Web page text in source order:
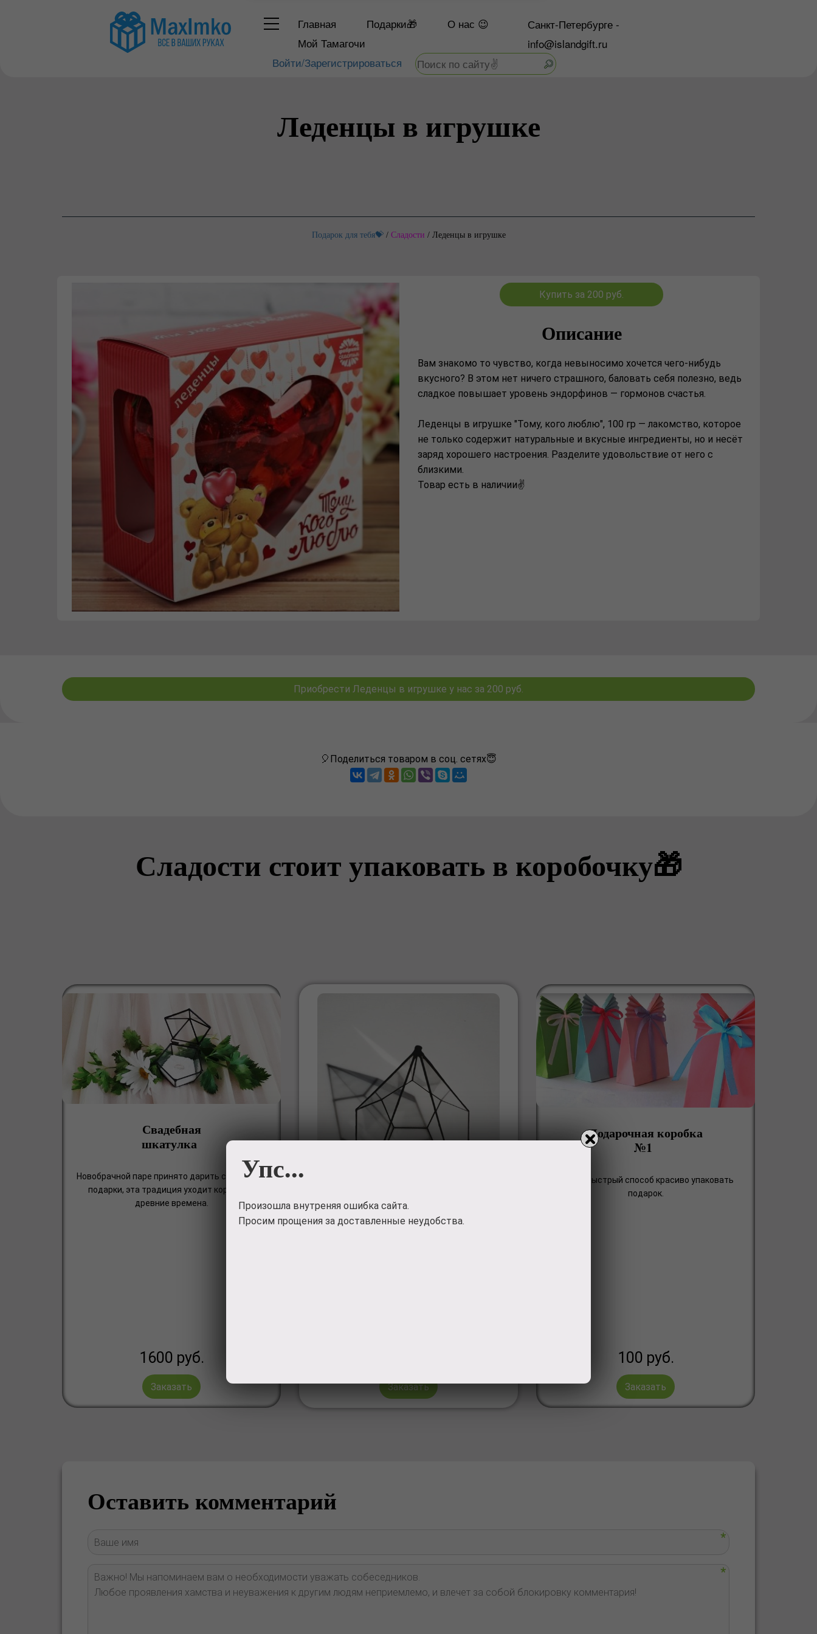
Главная Подарки🎁 О нас 😉
Мой Тамагочи
Санкт-Петербурге -
info@islandgift.ru
Войти/Зарегистрироваться
Леденцы в игрушке
Подарок для тебя💝/ Сладости / Леденцы в игрушке
Купить за 200 руб.
Описание
Вам знакомо то чувство, когда невыносимо хочется чего-нибудь
вкусного? В этом нет ничего страшного, баловать себя полезно, ведь
сладкое повышает уровень эндорфинов — гормонов счастья.
Леденцы в игрушке "Тому, кого люблю", 100 гр — лакомство, которое
не только содержит натуральные и вкусные ингредиенты, но и несёт
заряд хорошего настроения. Разделите удовольствие от него с
близкими.
Товар есть в наличии✌️
Приобрести Леденцы в игрушке у нас за 200 руб.
🎈Поделиться товаром в соц. сетях😇
Сладости стоит упаковать в коробочку🎁
Свадебная
шкатулка
Новобрачной паре принято дарить свадебные
подарки, эта традиция уходит корнями в
древние времена.
1600 руб.
Заказать Заказать
Подарочная коробка
№1
Самый быстрый способ красиво упаковать
подарок.
100 руб.
Заказать
Оставить комментарий
Упс...
Произошла внутреняя ошибка сайта.
Просим прощения за доставленные неудобства.